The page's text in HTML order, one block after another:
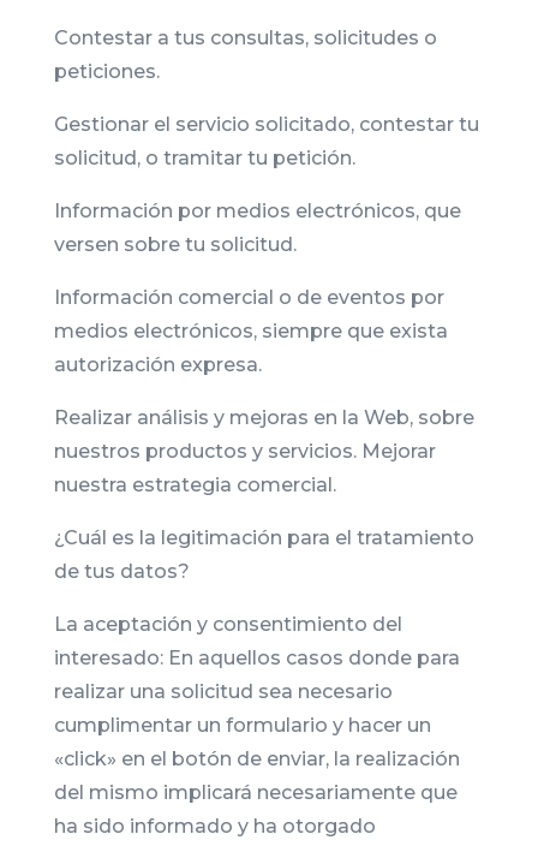
Contestar a tus consultas, solicitudes o
peticiones.
Gestionar el servicio solicitado, contestar tu
solicitud, o tramitar tu petición.
Información por medios electrónicos, que
versen sobre tu solicitud.
Información comercial o de eventos por
medios electrónicos, siempre que exista
autorización expresa.
Realizar análisis y mejoras en la Web, sobre
nuestros productos y servicios. Mejorar
nuestra estrategia comercial.
¿Cuál es la legitimación para el tratamiento
de tus datos?
La aceptación y consentimiento del
interesado: En aquellos casos donde para
realizar una solicitud sea necesario
cumplimentar un formulario y hacer un
«click» en el botón de enviar, la realización
del mismo implicará necesariamente que
ha sido informado y ha otorgado